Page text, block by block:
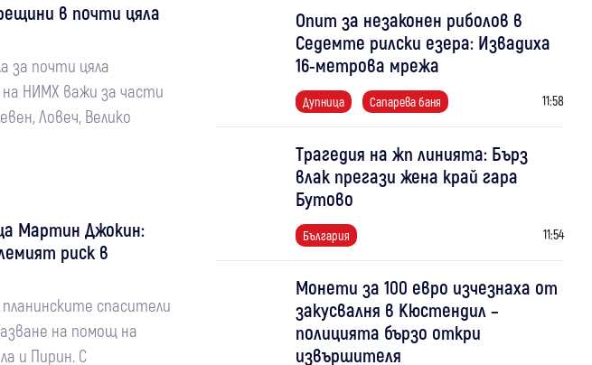
в почти цяла
за почти цяла
НИМХ важи за части
Ловеч, Велико
Мартин Джокин:
риск в
спасители
на помощ на
и Пирин. С
Опит за незаконен риболов в
Седемте рилски езера: Извадиха
16-метрова мрежа
Дупница Сапарева баня 11:58
Трагедия на жп линията: Бърз
влак прегази жена край гара
Бутово
България 11:54
Монети за 100 евро изчезнаха от
закусвалня в Кюстендил –
полицията бързо откри
извършителя